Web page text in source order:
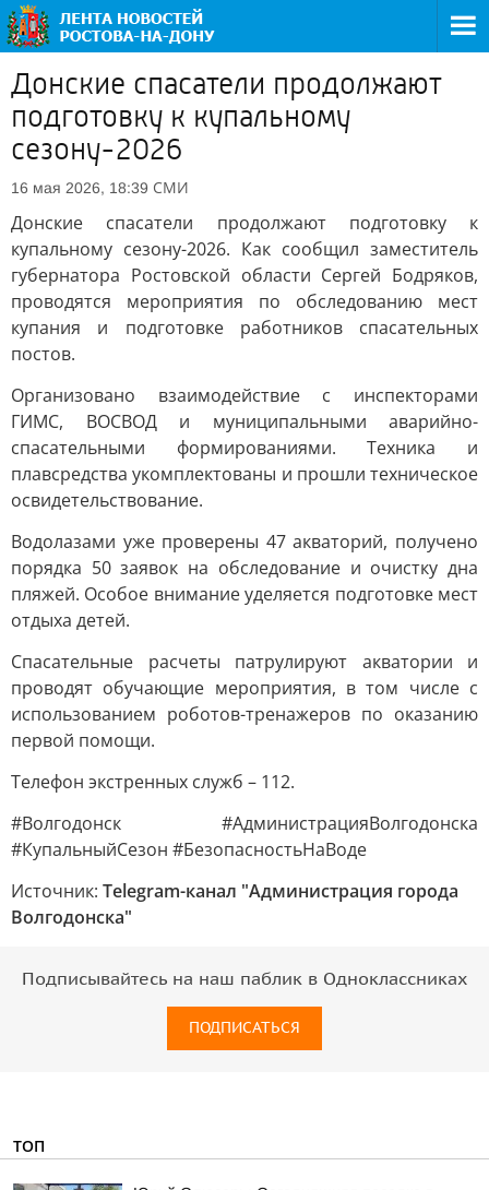
Донские спасатели продолжают
подготовку к купальному
сезону-2026
16 мая 2026, 18:39 СМИ
Донские спасатели продолжают подготовку к
купальному сезону-2026. Как сообщил заместитель
губернатора Ростовской области Сергей Бодряков,
проводятся мероприятия по обследованию мест
купания и подготовке работников спасательных
постов.
Организовано взаимодействие с инспекторами
ГИМС, ВОСВОД и муниципальными аварийно-
спасательными формированиями. Техника и
плавсредства укомплектованы и прошли техническое
освидетельствование.
Водолазами уже проверены 47 акваторий, получено
порядка 50 заявок на обследование и очистку дна
пляжей. Особое внимание уделяется подготовке мест
отдыха детей.
Спасательные расчеты патрулируют акватории и
проводят обучающие мероприятия, в том числе с
использованием роботов-тренажеров по оказанию
первой помощи.
Телефон экстренных служб – 112.
#Волгодонск #АдминистрацияВолгодонска
#КупальныйСезон #БезопасностьНаВоде
Источник: Telegram-канал "Администрация города
Волгодонска"
Подписывайтесь на наш паблик в Одноклассниках
ПОДПИСАТЬСЯ
ТОП